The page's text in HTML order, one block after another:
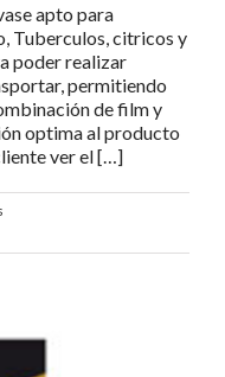
apto para
Tuberculos, citricos y
poder realizar
permitiendo
de film y
optima al producto
ver el […]
Naranjas